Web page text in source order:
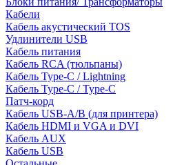
Кабели
Кабель акустический TOS
Удлинители USB
Кабель питания
Кабель RCA (тюльпаны)
Кабель Type-C / Lightning
Кабель Type-C / Type-C
Патч-корд
Кабель USB-A/B (для принтера)
Кабель HDMI и VGA и DVI
Кабель AUX
Кабель USB